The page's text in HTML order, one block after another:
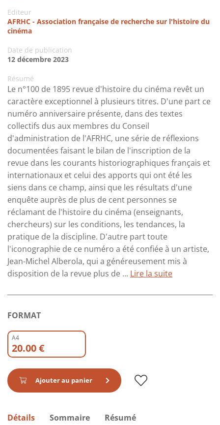
Editeur
AFRHC - Association française de recherche sur l'histoire du
cinéma
Date de publication
12 décembre 2023
Résumé
Le n°100 de 1895 revue d'histoire du cinéma revêt un
caractère exceptionnel à plusieurs titres. D'une part ce
numéro anniversaire présente, dans des textes
collectifs dus aux membres du Conseil
d'administration de l'AFRHC, une série de réflexions
documentées faisant le bilan de l'inscription de la
revue dans les courants historiographiques français et
internationaux et celui des apports qui ont été les
siens dans ce champ, ainsi que les résultats d'une
enquête auprès de plus de cent personnes se
réclamant de l'histoire du cinéma (enseignants,
chercheurs) sur les conditions, les tendances, la
pratique de la discipline. D'autre part toute
l'iconographie de ce numéro a été confiée à un artiste,
Jean-Michel Alberola, qui a généreusement mis à
disposition de la revue plus de ... Lire la suite
FORMAT
A4
20.00 €
Ajouter au panier
Détails Sommaire Résumé